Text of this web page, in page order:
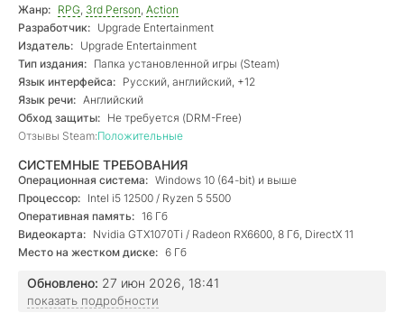
Жанр: RPG, 3rd Person, Action
Разработчик: Upgrade Entertainment
Издатель: Upgrade Entertainment
Тип издания: Папка установленной игры (Steam)
Язык интерфейса: Русский, английский, +12
Язык речи: Английский
Обход защиты: Не требуется (DRM-Free)
Отзывы Steam:Положительные
СИСТЕМНЫЕ ТРЕБОВАНИЯ
Операционная система: Windows 10 (64-bit) и выше
Процессор: Intel i5 12500 / Ryzen 5 5500
Оперативная память: 16 Гб
Видеокарта: Nvidia GTX1070Ti / Radeon RX6600, 8 Гб, DirectX 11
Место на жестком диске: 6 Гб
Обновлено: 27 июн 2026, 18:41
показать подробности